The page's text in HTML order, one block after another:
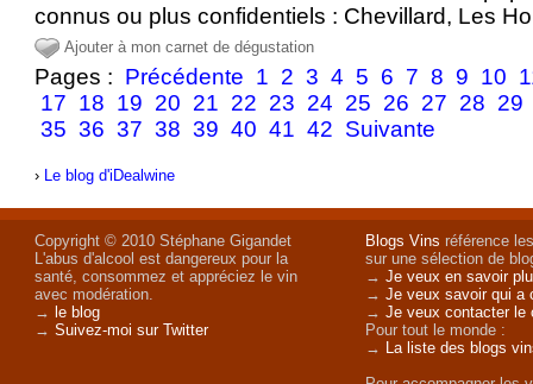
connus ou plus confidentiels : Chevillard, Les
Ajouter à mon carnet de dégustation
Pages : Précédente 1 2 3 4 5 6 7 8 9 10
17 18 19 20 21 22 23 24 25 26 27 28 29
35 36 37 38 39 40 41 42 Suivante
› Le blog d'iDealwine
Copyright © 2010 Stéphane Gigandet
L'abus d'alcool est dangereux pour la
santé, consommez et appréciez le vin
avec modération.
→ le blog
→Suivez-moi sur Twitter
Blogs Vins référence
sur une sélection de
→Je veux en savoir
→Je veux savoir qui a
→Je veux contacter le
Pour tout le monde :
→ La liste des blogs